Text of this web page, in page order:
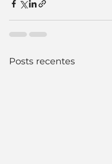
Posts recentes